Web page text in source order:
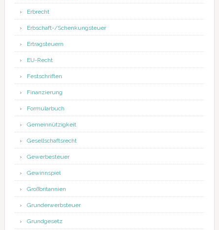
Erbrecht
Erbschaft-/Schenkungsteuer
Ertragsteuern
EU-Recht
Festschriften
Finanzierung
Formularbuch
Gemeinnützigkeit
Gesellschaftsrecht
Gewerbesteuer
Gewinnspiel
Großbritannien
Grunderwerbsteuer
Grundgesetz